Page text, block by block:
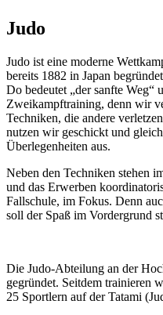
Judo
Judo ist eine moderne
bereits 1882 in Japan
Do bedeutet „der sanfte Weg“
Zweikampftraining, denn wir
Techniken, die andere
nutzen wir geschickt und
Überlegenheiten aus.
Neben den Techniken stehen
und das Erwerben
Fallschule, im Fokus. Denn
soll der Spaß im Vordergrund
Die Judo-Abteilung an der
gegründet. Seitdem trainieren
25 Sportlern auf der Tatami